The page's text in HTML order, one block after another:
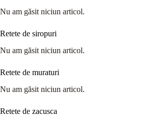
Nu am găsit niciun articol.
Retete de siropuri
Nu am găsit niciun articol.
Retete de muraturi
Nu am găsit niciun articol.
Retete de zacusca